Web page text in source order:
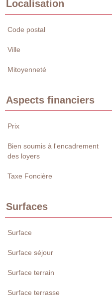
Localisation
Code postal
Ville
Mitoyenneté
Aspects financiers
Prix
Bien soumis à l'encadrement
des loyers
Taxe Foncière
Surfaces
Surface
Surface séjour
Surface terrain
Surface terrasse